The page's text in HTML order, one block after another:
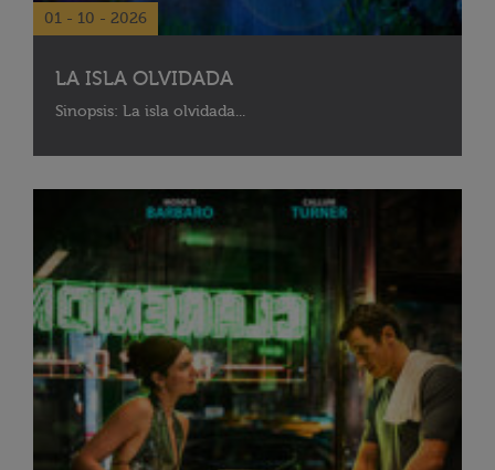
01 - 10 - 2026
LA ISLA OLVIDADA
Sinopsis: La isla olvidada...